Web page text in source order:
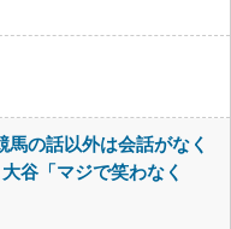
の話以外は会話がなく
谷「マジで笑わなく